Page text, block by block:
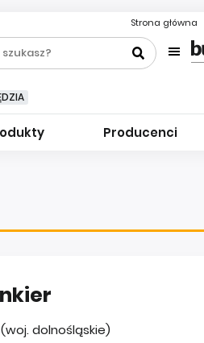
Strona główna
Producenci
dolnośląskie)